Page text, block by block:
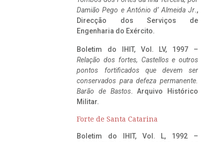
Damião Pego e António d’ Almeida Jr.,
Direcção dos Serviços de
Engenharia do Exército.
Boletim do IHIT, Vol. LV, 1997 –
Relação dos fortes, Castellos e outros
pontos fortificados que devem ser
conservados para defeza permanente.
Barão de Bastos. Arquivo Histórico
Militar.
Forte de Santa Catarina
Boletim do IHIT, Vol. L, 1992 –